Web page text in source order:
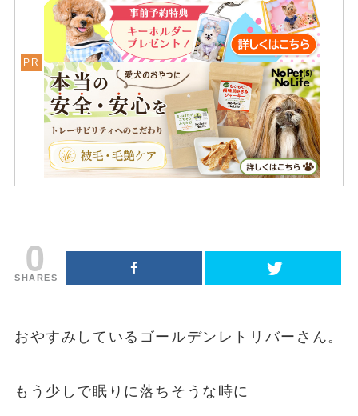
0
SHARES
おやすみしているゴールデンレトリバーさん。
もう少しで眠りに落ちそうな時に